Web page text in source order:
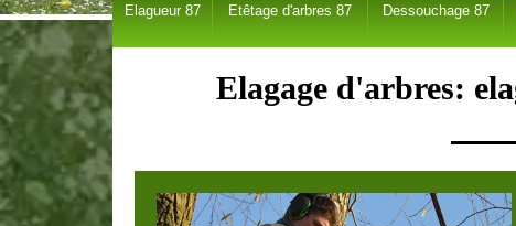
Elagueur 87 Etêtage d'arbres 87 Dessouchage 87
Elagage d'arbres: